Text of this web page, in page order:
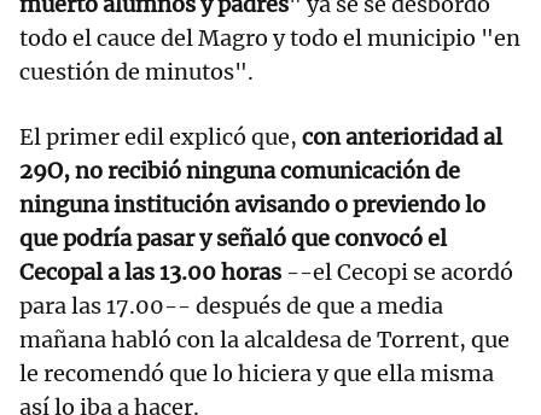
todo el cauce del Magro y todo el municipio "en
cuestión de minutos".
El primer edil explicó que, con anterioridad al
29O, no recibió ninguna comunicación de
ninguna institución avisando o previendo lo
que podría pasar y señaló que convocó el
Cecopal a las 13.00 horas --el Cecopi se acordó
para las 17.00-- después de que a media
mañana habló con la alcaldesa de Torrent, que
le recomendó que lo hiciera y que ella misma
así lo iba a hacer.